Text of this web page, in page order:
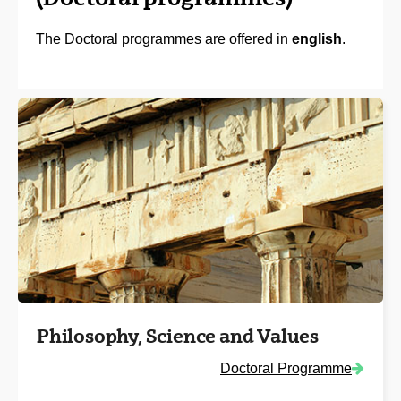
The Doctoral programmes are offered in english.
Philosophy, Science and Values
Doctoral Programme